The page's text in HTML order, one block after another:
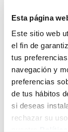
Esta página
Este sitio web
el fin de
tus
navegación y
preferencias
de tus hábitos
si deseas
rechazar su
Tequeños
Tekefingers
3,99 €